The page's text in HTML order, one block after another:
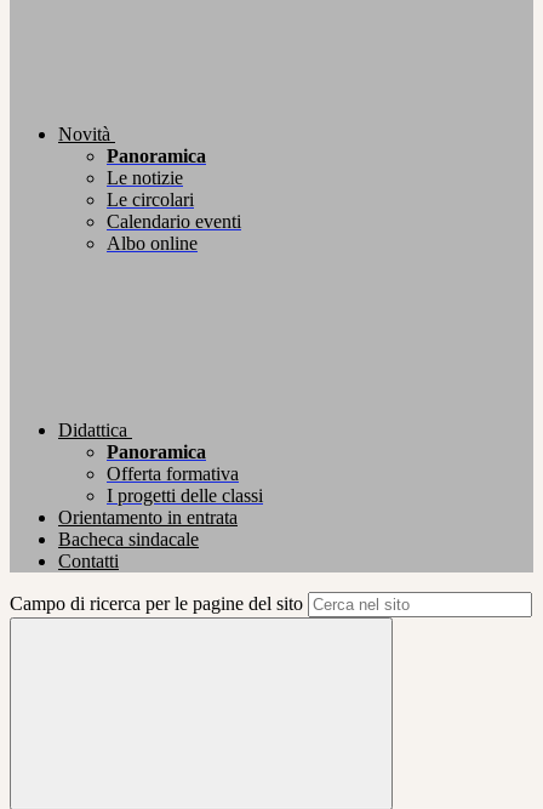
Novità
Panoramica
Le notizie
Le circolari
Calendario eventi
Albo online
Didattica
Panoramica
Offerta formativa
I progetti delle classi
Orientamento in entrata
Bacheca sindacale
Contatti
Campo di ricerca per le pagine del sito